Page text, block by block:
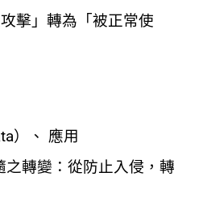
擊」轉為「被正常使
）、 應用
轉變：從防止入侵，轉